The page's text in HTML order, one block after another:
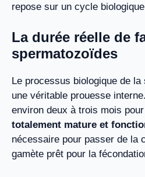
repose sur un cycle
La durée réelle de
spermatozoïdes
Le processus biologique de
une véritable prouesse
environ deux à trois mois pour
totalement mature et
nécessaire pour passer de la
gamète prêt pour la